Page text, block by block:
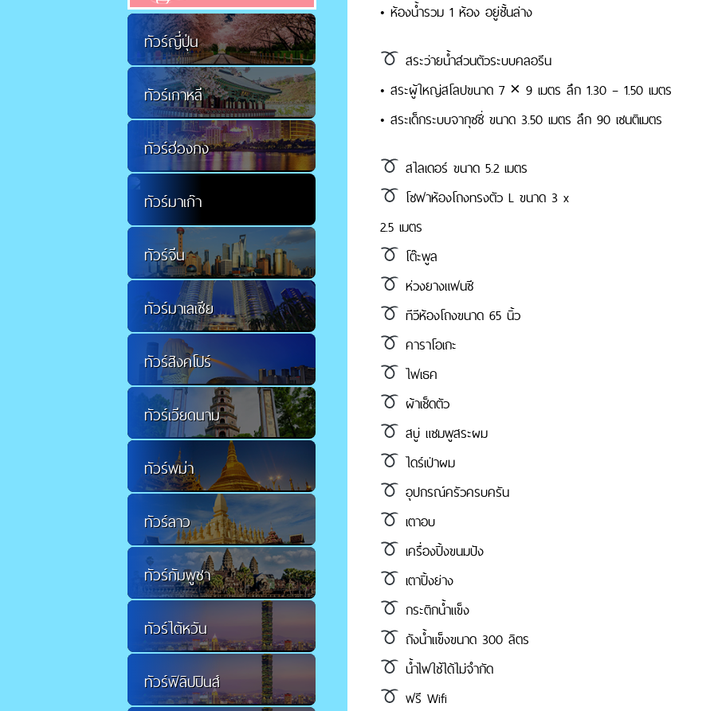
ทัวร์ญี่ปุ่น
ทัวร์เกาหลี
ทัวร์ฮ่องกง
ทัวร์มาเก๊า
ทัวร์จีน
ทัวร์มาเลเซีย
ทัวร์สิงคโปร์
ทัวร์เวียดนาม
ทัวร์พม่า
ทัวร์ลาว
ทัวร์กัมพูชา
ทัวร์ไต้หวัน
ทัวร์ฟิลิปปินส์
• ห้องน้ำรวม 1 ห้อง อยู่ชั้นล่าง
สระว่ายน้ำส่วนตัวระบบคลอรีน
• สระผู้ใหญ่สโลปขนาด 7 × 9 เมตร ลึก 1.30 – 1.50 เมตร
• สระเด็กระบบจากุซซี่ ขนาด 3.50 เมตร ลึก 90 เซนติเมตร
สไลเดอร์ ขนาด 5.2 เมตร
โซฟาห้องโถงทรงตัว L ขนาด 3 x
2.5 เมตร
โต๊ะพูล
ห่วงยางแฟนซี
ทีวีห้องโถงขนาด 65 นิ้ว
คาราโอเกะ
ไฟเธค
ผ้าเช็ดตัว
สบู่ แชมพูสระผม
ไดร์เป่าผม
อุปกรณ์ครัวครบครัน
เตาอบ
เครื่องปิ้งขนมปัง
เตาปิ้งย่าง
กระติกน้ำแข็ง
ถังน้ำแข็งขนาด 300 ลิตร
น้ำไฟใช้ได้ไม่จำกัด
ฟรี Wifi